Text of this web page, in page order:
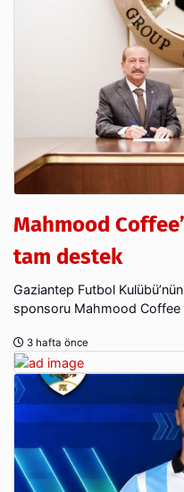
Mahmood
tam destek
Gaziantep Futbol
sponsoru Mahmood Coffee
3 hafta önce